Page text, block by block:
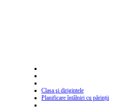
Clasa şi dirigintele
Planificare întâlniri cu părinții